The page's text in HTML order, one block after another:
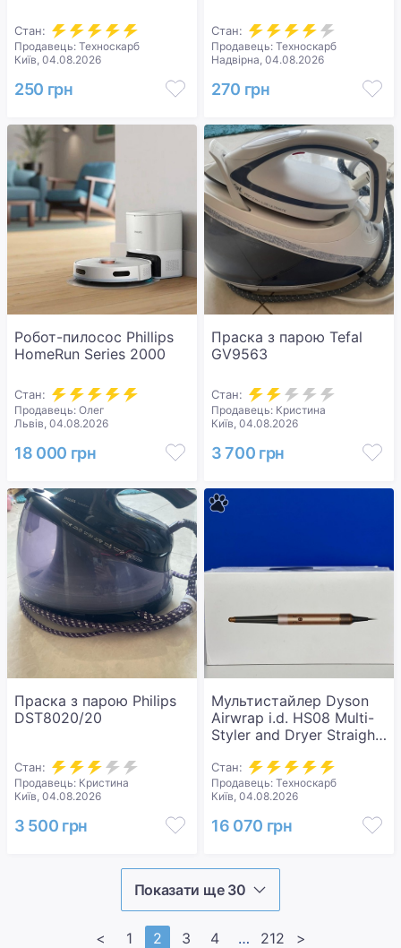
Стан:
Продавець: Техноскарб
Київ, 04.08.2026
250 грн
Стан:
Продавець: Техноскарб
Надвірна, 04.08.2026
270 грн
Робот-пилосос Phillips
HomeRun Series 2000
Стан:
Продавець: Олег
Львів, 04.08.2026
18 000 грн
Праска з парою Tefal
GV9563
Стан:
Продавець: Кристина
Київ, 04.08.2026
3 700 грн
Праска з парою Philips
DST8020/20
Стан:
Продавець: Кристина
Київ, 04.08.2026
3 500 грн
Мультистайлер Dyson
Airwrap i.d. HS08 Multi-
Styler and Dryer Straight
Pink/Rose Gold (601848-
01)
Стан:
Продавець: Техноскарб
Київ, 04.08.2026
16 070 грн
Показати ще 30
< 1 2 3 4 >> 212 >